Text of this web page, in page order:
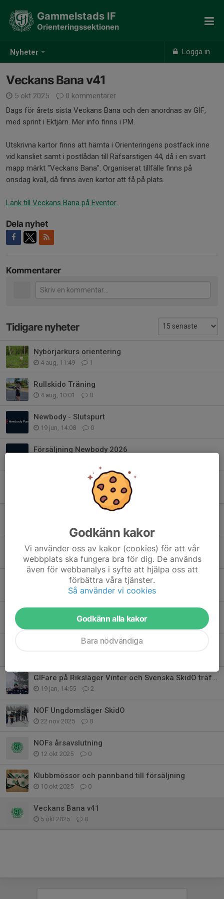
Nyheter Logga in
Gammelstads IF
Orienteringssektionen
Veckans Bana v41
5 okt 2025
0 kommentarer
Dags för årets sista Veckans Bana och den anordnas av GIF,
med sprint i Ektjärn. Mer info finns i PM.
Utskrivna kartor finns att hämta i Orienteringens postfack inne
vid kansliet samt i postlådan till Räfsarstigen 44, då i en svart
mapp märkt "Veckans Bana". Organiserat tillfälle finns på
onsdag kväll, då finns även kartor att få på plats.
Länk till Veckans Bana på Eventor.
Dela nyhet
Kommentarer
Tidigare nyheter
Nybörjarkurs orientering
4 aug, 11:49 1
Rullskido Träning
4 aug, 10:01 0
Newbody - Slutspurt
19 jun, 14:08 0
Försäljning Newbody 2026
Medlemsbrev - Tack för SprintCupen!
0
Sista chansen att beställa klubbkläder i helgen
Veckans Bana
3 maj, 21:18 0
Klubbkläder
28 apr, 21:35 0
0
SM-helg i Järpen
GIFare på Riksläger Vinter och Svenska SkidO träffen
19 jan, 14:55 2
NOF Ungdomsläger SkidO
22 nov 2025 0
NOFs årsavslutning
12 okt 2025 0
Klubbmössor och pannband till försäljning
10 okt 2025 0
Veckans Bana v41
5 okt 2025 0
Godkänn kakor
Vi använder oss av kakor (cookies) för att vår
webbplats ska fungera bra för dig. De används
även för webbanalys i syfte att hjälpa oss att
förbättra våra tjänster.
Så använder vi cookies
Godkänn alla kakor
Bara nödvändiga